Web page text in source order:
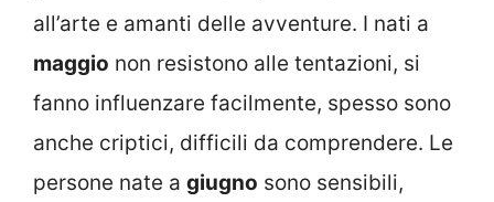
all’arte e amanti delle avventure. I nati a
maggio non resistono alle tentazioni, si
fanno influenzare facilmente, spesso sono
anche criptici, difficili da comprendere. Le
persone nate a giugno sono sensibili,